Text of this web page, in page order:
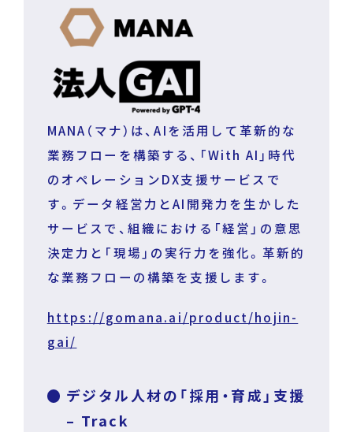
MANA（マナ）は、AIを活用して革新的な
業務フローを構築する、「With AI」時代
のオペレーションDX支援サービスで
す。データ経営力とAI開発力を生かした
サービスで、組織における「経営」の意思
決定力と「現場」の実行力を強化。革新的
な業務フローの構築を支援します。
https://gomana.ai/product/hojin-
gai/
デジタル人材の「採用・育成」支援
– Track